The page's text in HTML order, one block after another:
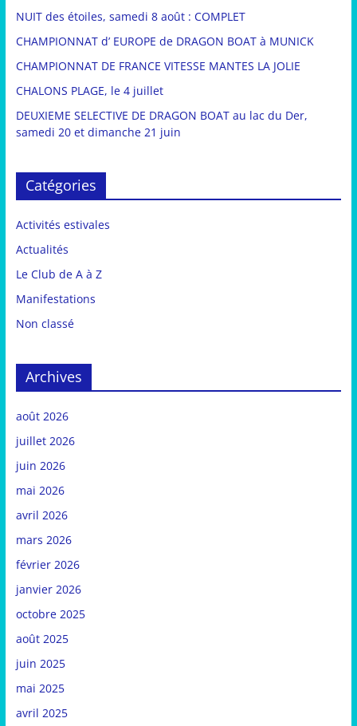
NUIT des étoiles, samedi 8 août : COMPLET
CHAMPIONNAT d’ EUROPE de DRAGON BOAT à MUNICK
CHAMPIONNAT DE FRANCE VITESSE MANTES LA JOLIE
CHALONS PLAGE, le 4 juillet
DEUXIEME SELECTIVE DE DRAGON BOAT au lac du Der,
samedi 20 et dimanche 21 juin
Catégories
Activités estivales
Actualités
Le Club de A à Z
Manifestations
Non classé
Archives
août 2026
juillet 2026
juin 2026
mai 2026
avril 2026
mars 2026
février 2026
janvier 2026
octobre 2025
août 2025
juin 2025
mai 2025
avril 2025